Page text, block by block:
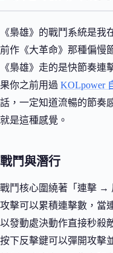
《梟雄》的戰鬥系統是
前作《大革命》那種偏慢
《梟雄》走的是快節奏連
果你之前用過 KOLpower
話，一定知道流暢的節奏
就是這種感覺。
戰鬥與潛行
戰鬥核心圍繞著「連擊 →
攻擊可以累積連擊數，當
以發動處決動作直接秒殺
按下反擊鍵可以彈開攻擊